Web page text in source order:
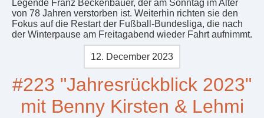
Legende Franz Beckenbauer, der am Sonntag im Alter
von 78 Jahren verstorben ist. Weiterhin richten sie den
Fokus auf die Restart der Fußball-Bundesliga, die nach
der Winterpause am Freitagabend wieder Fahrt aufnimmt.
12. December 2023
#223 "Jahresrückblick 2023"
mit Benny Kirsten & Lehmi